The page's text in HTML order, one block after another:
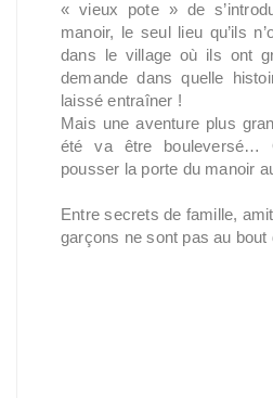
« vieux pote » de
manoir, le seul lieu qu’ils
dans le village où ils ont
demande dans quelle
laissé entraîner !
Mais une aventure plus
été va être bouleversé…
pousser la porte du manoir
Entre secrets de famille,
garçons ne sont pas au